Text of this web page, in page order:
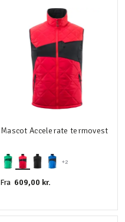
+2
Mascot Accelerate termovest
Fra 609,00 kr.